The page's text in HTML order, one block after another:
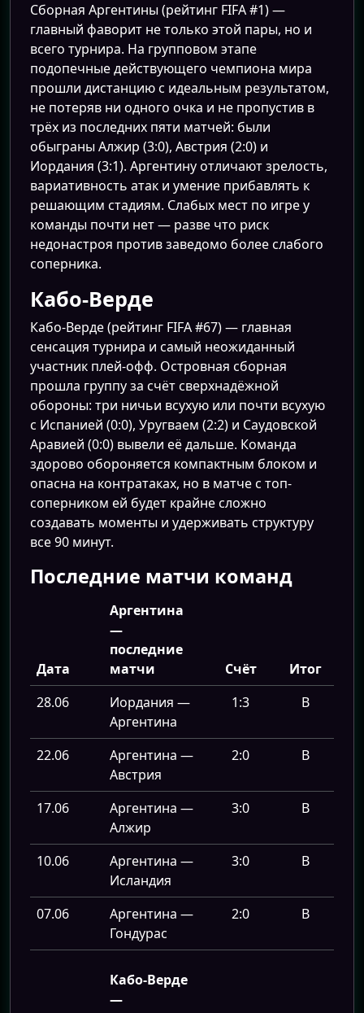
Сборная Аргентины (рейтинг FIFA #1) —
главный фаворит не только этой пары, но и
всего турнира. На групповом этапе
подопечные действующего чемпиона мира
прошли дистанцию с идеальным результатом,
не потеряв ни одного очка и не пропустив в
трёх из последних пяти матчей: были
обыграны Алжир (3:0), Австрия (2:0) и
Иордания (3:1). Аргентину отличают зрелость,
вариативность атак и умение прибавлять к
решающим стадиям. Слабых мест по игре у
команды почти нет — разве что риск
недонастроя против заведомо более слабого
соперника.
Кабо-Верде
Кабо-Верде (рейтинг FIFA #67) — главная
сенсация турнира и самый неожиданный
участник плей-офф. Островная сборная
прошла группу за счёт сверхнадёжной
обороны: три ничьи всухую или почти всухую
с Испанией (0:0), Уругваем (2:2) и Саудовской
Аравией (0:0) вывели её дальше. Команда
здорово обороняется компактным блоком и
опасна на контратаках, но в матче с топ-
соперником ей будет крайне сложно
создавать моменты и удерживать структуру
все 90 минут.
Последние матчи команд
Дата
Аргентина
—
последние
матчи
Счёт
Итог
28.06
Иордания —
Аргентина
1:3 В
22.06
Аргентина —
Австрия
2:0 В
17.06
Аргентина —
Алжир
3:0 В
10.06
Аргентина —
Исландия
3:0 В
07.06
Аргентина —
Гондурас
2:0 В
Кабо-Верде
—